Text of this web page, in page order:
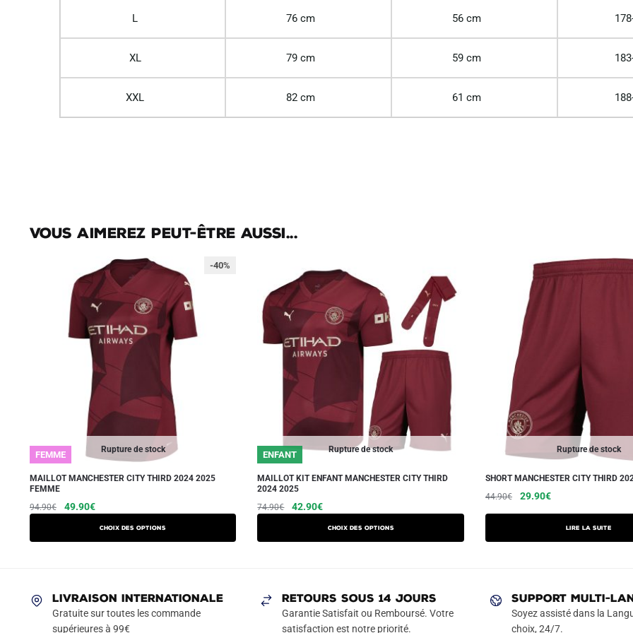
L 76 cm 56 cm
XL 79 cm 59 cm
XXL 82 cm 61 cm
Vous aimerez peut-être aussi...
Rupture de stock
-40%
FEMME
MAILLOT MANCHESTER CITY THIRD 2024 2025
FEMME
94.90€
Le
49.90€Le
Choix des options
Ce
produit
a
Les
options
peuvent
Rupture de stock
ENFANT
MAILLOT KIT ENFANT MANCHESTER CITY THIRD
2024 2025
74.90€
Le
42.90€Le
Choix des options
Ce
produit
a
Les
options
peuvent
Rupture de stock
SHORT MANCHESTER CITY THIRD
44.90€
Le
était :
29.90€Le
actuel
est :
Lire la suite
LIVRAISON INTERNATIONALE
Gratuite sur toutes les commande
supérieures à 99€
RETOURS SOUS 14 JOURS
Garantie Satisfait ou Remboursé. Votre
satisfaction est notre priorité.
SUPPORT MULTI-
Soyez assisté dans la
choix, 24/7.